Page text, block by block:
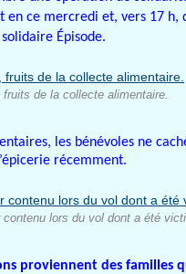
ce mercredi et, vers 17 h,
Épisode.
de la collecte alimentaire.
les bénévoles ne
récemment.
lors du vol dont a été
proviennent des familles